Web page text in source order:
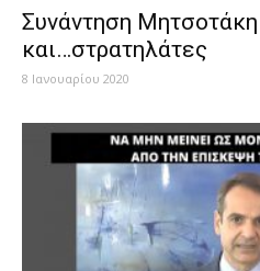
Συνάντηση
και…στρατηλάτες
8 Ιανουαρίου 2020